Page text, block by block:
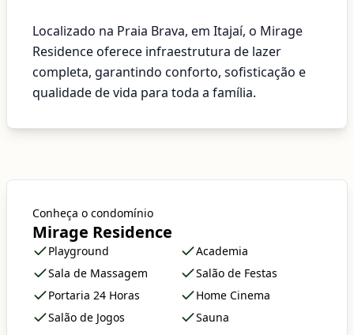
Localizado na Praia Brava, em Itajaí, o Mirage
Residence oferece infraestrutura de lazer
completa, garantindo conforto, sofisticação e
qualidade de vida para toda a família.
Conheça o condomínio
Mirage Residence
Playground
Academia
Sala de Massagem
Salão de Festas
Portaria 24 Horas
Home Cinema
Salão de Jogos
Sauna